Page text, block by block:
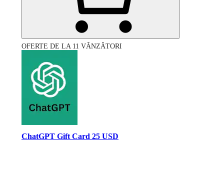
OFERTE DE LA 11 VÂNZĂTORI
ChatGPT Gift Card 25 USD